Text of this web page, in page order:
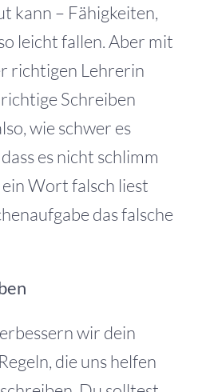
kann – Fähigkeiten,
leicht fallen. Aber mit
richtigen Lehrerin
Schreiben
wie schwer es
es nicht schlimm
Wort falsch liest
das falsche
wir dein
die uns helfen